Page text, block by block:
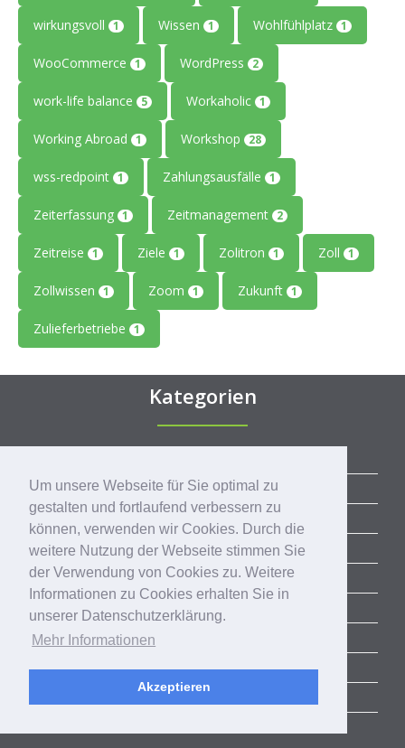
Um unsere Webseite für Sie optimal zu
gestalten und fortlaufend verbessern zu
können, verwenden wir Cookies. Durch die
weitere Nutzung der Webseite stimmen Sie
der Verwendung von Cookies zu. Weitere
Informationen zu Cookies erhalten Sie in
unserer Datenschutzerklärung.
Mehr Informationen
Akzeptieren
wirkungsvoll 1 Wissen 1 Wohlfühlplatz 1
WooCommerce 1 WordPress 2
work-life balance 5 Workaholic 1
Working Abroad 1 Workshop 28
wss-redpoint 1 Zahlungsausfälle 1
Zeiterfassung 1 Zeitmanagement 2
Zeitreise 1 Ziele 1 Zolitron 1 Zoll 1
Zollwissen 1 Zoom 1 Zukunft 1
Zulieferbetriebe 1
Kategorien
ERFOLGSGESCHICHTEN
ACCELERATOR
SUCCESS STORIES
COMMUNITY
CORPORATE SERVICES
RHEINLAND-PITCH
AKTUELLE TRENDS